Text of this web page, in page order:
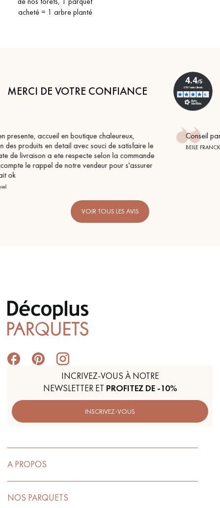
acheté = 1 arbre planté
MERCI DE VOTRE CONFIANCE
le
Conseil parfait, échanges fluides. Je recommande
BEILE FRANCK
VOIR TOUS LES AVIS
INCRIVEZ-VOUS À NOTRE
NEWSLETTER ET PROFITEZ DE -10%
INSCRIVEZ-VOUS
A PROPOS
NOS PARQUETS